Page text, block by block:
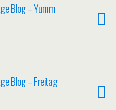
Blog – Yumm
Blog – Freitag